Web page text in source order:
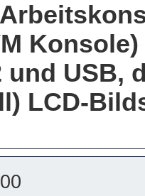
und USB,
LCD-